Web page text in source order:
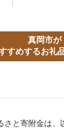
真岡市が
すめするお礼
さと寄附金は